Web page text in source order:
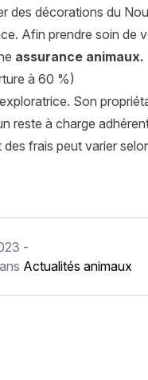
des décorations du
Afin prendre soin
assurance animaux.
à 60 %)
Son
reste à charge
frais peut varier
-
Actualités animaux
à la maison ?